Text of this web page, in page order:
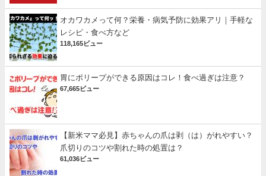
オカワカメって何？栄養・病気予防に効果アリ｜手軽な
レシピ・食べ方など
118,165ビュー
胃にポリープができる原因はコレ！食べ過ぎは注意？
67,665ビュー
【新米ママ必見】赤ちゃんの爪は剥（は）がれやすい？
爪切りのコツや割れた時の処置は？
61,036ビュー